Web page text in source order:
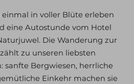
in voller Blüte erleben
eine Autostunde vom Hotel
Die Wanderung zur
zu unseren liebsten
sanfte Bergwiesen, herrliche
Einkehr machen sie